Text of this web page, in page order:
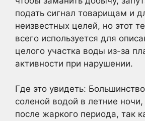
подать сигнал товарищам и
неизвестных целей, но этот
всего используется для
целого участка воды из-за
активности при нарушении.
Где это увидеть:
соленой водой в летние
после жаркого периода, так